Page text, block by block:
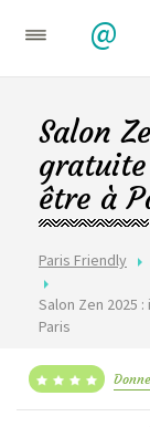
@
Paris Friendly
Salon Zen 2025
Paris
Salon
être à